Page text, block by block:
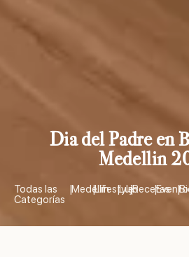
Dia del Padre en
Medellin
Todas las
Categorías
|Medellín
|Lifestyle
|Lujo
|Recetas
| |